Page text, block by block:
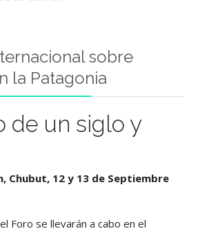
sobre
la Patagonia
de un siglo y
Chubut, 12 y 13 de Septiembre
Foro se llevarán a cabo en el